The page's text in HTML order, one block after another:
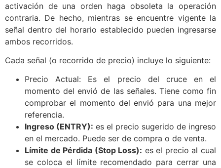
activación de una orden haga obsoleta la operación
contraria. De hecho, mientras se encuentre vigente la
señal dentro del horario establecido pueden ingresarse
ambos recorridos.
Cada señal (o recorrido de precio) incluye lo siguiente:
Precio Actual: Es el precio del cruce en el
momento del envió de las señales. Tiene como fin
comprobar el momento del envió para una mejor
referencia.
Ingreso (ENTRY): es el precio sugerido de ingreso
en el mercado. Puede ser de compra o de venta.
Límite de Pérdida (Stop Loss): es el precio al cual
se coloca el límite recomendado para cerrar una